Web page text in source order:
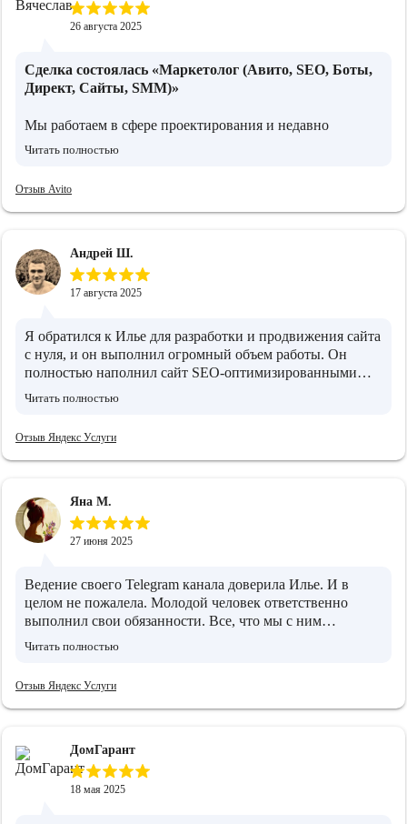
26 августа 2025
Сделка состоялась «Маркетолог (Авито, SEO, Боты,
Директ, Сайты, SMM)»
Мы работаем в сфере проектирования и недавно
обратились к Илье. Нужно было разобраться с рекламой
Отдельно отметил важность статей, чтобы сайт выглядел
экспертно. Сейчас используем его рекомендации —
Читать полностью
Отзыв Avito
Андрей Ш.
17 августа 2025
Я обратился к Илье для разработки и продвижения сайта
с нуля, и он выполнил огромный объем работы. Он
полностью наполнил сайт SEO-оптимизированными
текстами, адаптировав их под требования поисковых
стабильно привлекать целевую аудиторию, что, конечно
же, привело к увеличению прибыли. Илья –
поэтому я рекомендую его услуги.
Читать полностью
Отзыв Яндекс Услуги
Яна М.
27 июня 2025
Ведение своего Telegram канала доверила Илье. И в
целом не пожалела. Молодой человек ответственно
выполнил свои обязанности. Все, что мы с ним
обговаривали было сделано. Те результаты которые
Читать полностью
Отзыв Яндекс Услуги
ДомГарант
18 мая 2025